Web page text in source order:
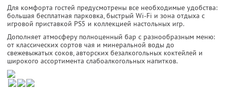
Для комфорта гостей предусмотрены все необходимые удобства:
большая бесплатная парковка, быстрый Wi-Fi и зона отдыха с
игровой приставкой PS5 и коллекцией настольных игр.
Дополняет атмосферу полноценный бар с разнообразным меню:
от классических сортов чая и минеральной воды до
свежевыжатых соков, авторских безалкогольных коктейлей и
широкого ассортимента слабоалкогольных напитков.